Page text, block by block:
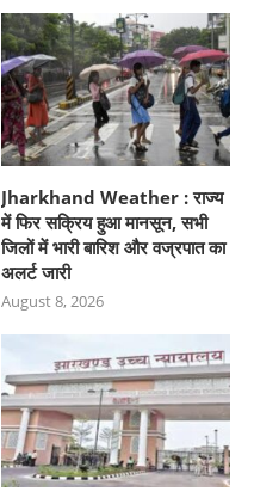
Jharkhand Weather : राज्य
में फिर सक्रिय हुआ मानसून, सभी
जिलों में भारी बारिश और वज्रपात का
अलर्ट जारी
August 8, 2026